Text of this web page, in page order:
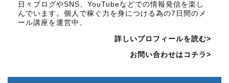
日々ブログやSNS、YouTubeなどでの情報発信を楽し
んでいます。個人で稼ぐ力を身につける為の7日間のメ
ール講座を運営中。
詳しいプロフィールを読む>
お問い合わせはコチラ>